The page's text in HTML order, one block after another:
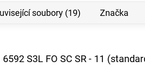
soubory (19) Značka
S3L FO SC SR - 11